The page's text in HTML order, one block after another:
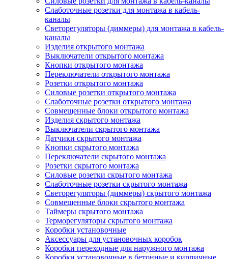
Слаботочные розетки для монтажа в кабель-
каналы
Светорегуляторы (диммеры) для монтажа в кабель-
каналы
Изделия открытого монтажа
Выключатели открытого монтажа
Кнопки открытого монтажа
Переключатели открытого монтажа
Розетки открытого монтажа
Силовые розетки открытого монтажа
Слаботочные розетки открытого монтажа
Совмещенные блоки открытого монтажа
Изделия скрытого монтажа
Выключатели скрытого монтажа
Датчики скрытого монтажа
Кнопки скрытого монтажа
Переключатели скрытого монтажа
Розетки скрытого монтажа
Силовые розетки скрытого монтажа
Слаботочные розетки скрытого монтажа
Светорегуляторы (диммеры) скрытого монтажа
Совмещенные блоки скрытого монтажа
Таймеры скрытого монтажа
Терморегуляторы скрытого монтажа
Коробки установочные
Аксессуары для установочных коробок
Коробки переходные для наружного монтажа
Коробки установочные в бетонные и кирпичные